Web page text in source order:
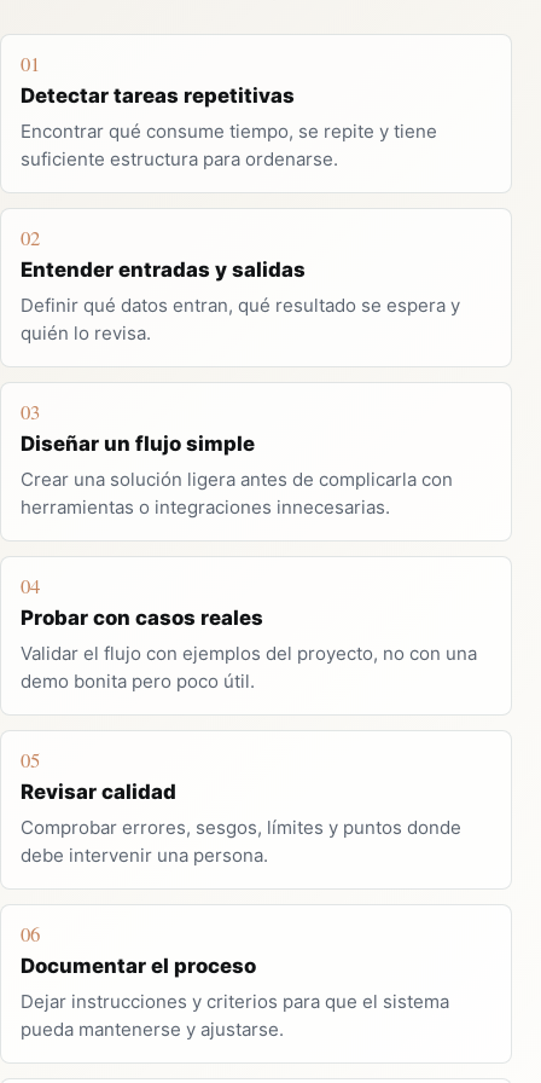
01
Detectar tareas repetitivas
Encontrar qué consume tiempo, se repite y tiene
suficiente estructura para ordenarse.
02
Entender entradas y salidas
Definir qué datos entran, qué resultado se espera y
quién lo revisa.
03
Diseñar un flujo simple
Crear una solución ligera antes de complicarla con
herramientas o integraciones innecesarias.
04
Probar con casos reales
Validar el flujo con ejemplos del proyecto, no con una
demo bonita pero poco útil.
05
Revisar calidad
Comprobar errores, sesgos, límites y puntos donde
debe intervenir una persona.
06
Documentar el proceso
Dejar instrucciones y criterios para que el sistema
pueda mantenerse y ajustarse.